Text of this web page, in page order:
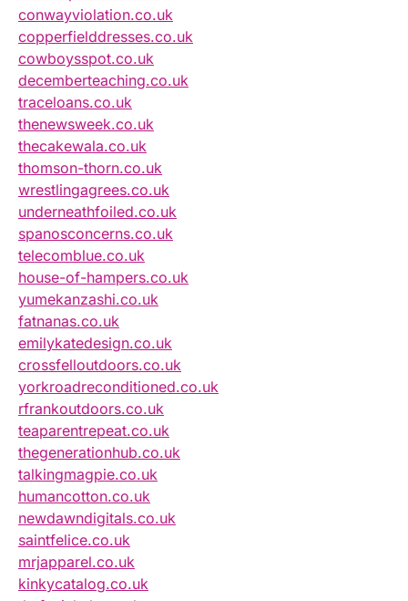
conwayviolation.co.uk
copperfielddresses.co.uk
cowboysspot.co.uk
decemberteaching.co.uk
traceloans.co.uk
thenewsweek.co.uk
thecakewala.co.uk
thomson-thorn.co.uk
wrestlingagrees.co.uk
underneathfoiled.co.uk
spanosconcerns.co.uk
telecomblue.co.uk
house-of-hampers.co.uk
yumekanzashi.co.uk
fatnanas.co.uk
emilykatedesign.co.uk
crossfelloutdoors.co.uk
yorkroadreconditioned.co.uk
rfrankoutdoors.co.uk
teaparentrepeat.co.uk
thegenerationhub.co.uk
talkingmagpie.co.uk
humancotton.co.uk
newdawndigitals.co.uk
saintfelice.co.uk
mrjapparel.co.uk
kinkycatalog.co.uk